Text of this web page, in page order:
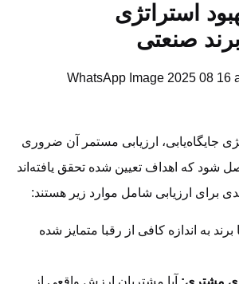
استراتژی
صنعتی
جایگاه‌یابی، ارزیابی مستمر آن ضروری
شود که اهداف تعیین شده تحقق یافته‌اند
برای ارزیابی شامل موارد زیر هستند:
برند به اندازه کافی از رقبا متمایز شده
مشتری: آیا مشتریان ارزش واقعی از